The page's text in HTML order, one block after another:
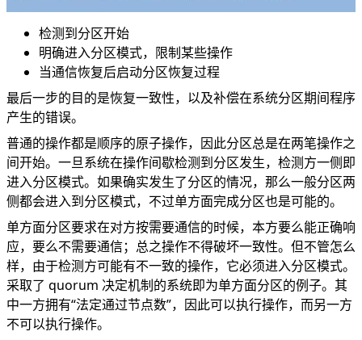
检测到分区开始
明确进入分区模式，限制某些操作
当通信恢复后启动分区恢复过程
最后一步的目的是恢复一致性，以及补偿在系统分区期间程序
产生的错误。
普通的操作都是顺序的原子操作，因此分区总是在两笔操作之
间开始。一旦系统在操作间歇检测到分区发生，检测方一侧即
进入分区模式。如果确实发生了分区的情况，那么一般分区两
侧都会进入到分区模式，不过单方面完成分区也是可能的。
单方面分区要求在对方按需要通信的时候，本方要么能正确响
应，要么不需要通信；总之操作不得破坏一致性。但不管怎么
样，由于检测方可能有不一致的操作，它必须进入分区模式。
采取了 quorum 决定机制的系统即为单方面分区的例子。其
中一方拥有“法定通过节点数”，因此可以执行操作，而另一方
不可以执行操作。